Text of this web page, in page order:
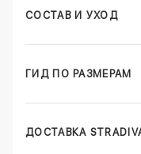
СОСТАВ И УХОД
ГИД ПО РАЗМЕРАМ
ДОСТАВКА